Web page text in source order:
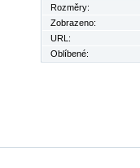
Rozměry:
Zobrazeno:
URL:
Oblíbené: